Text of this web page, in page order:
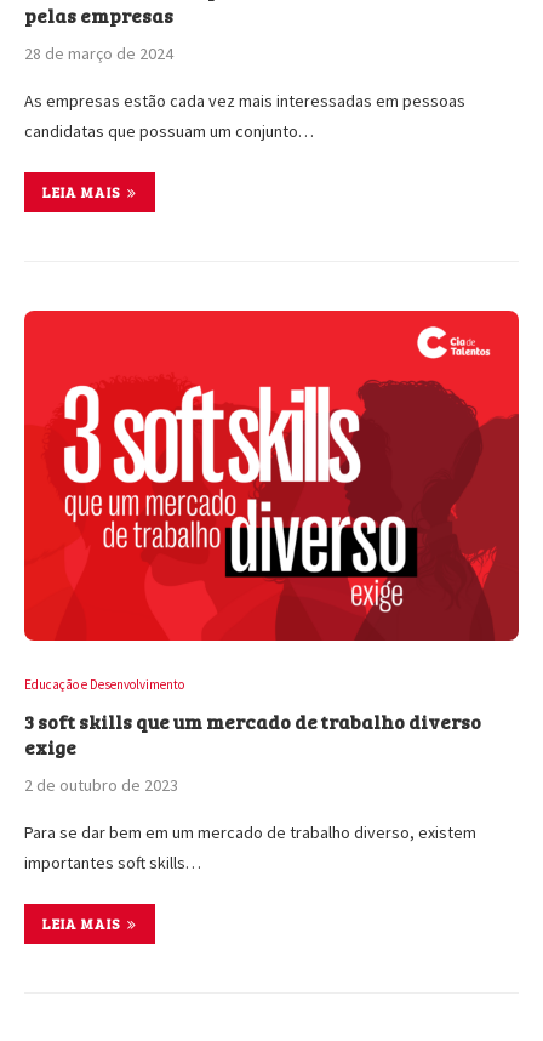
pelas empresas
28 de março de 2024
As empresas estão cada vez mais interessadas em pessoas
candidatas que possuam um conjunto…
LEIA MAIS
Educação e Desenvolvimento
3 soft skills que um mercado de trabalho diverso
exige
2 de outubro de 2023
Para se dar bem em um mercado de trabalho diverso, existem
importantes soft skills…
LEIA MAIS